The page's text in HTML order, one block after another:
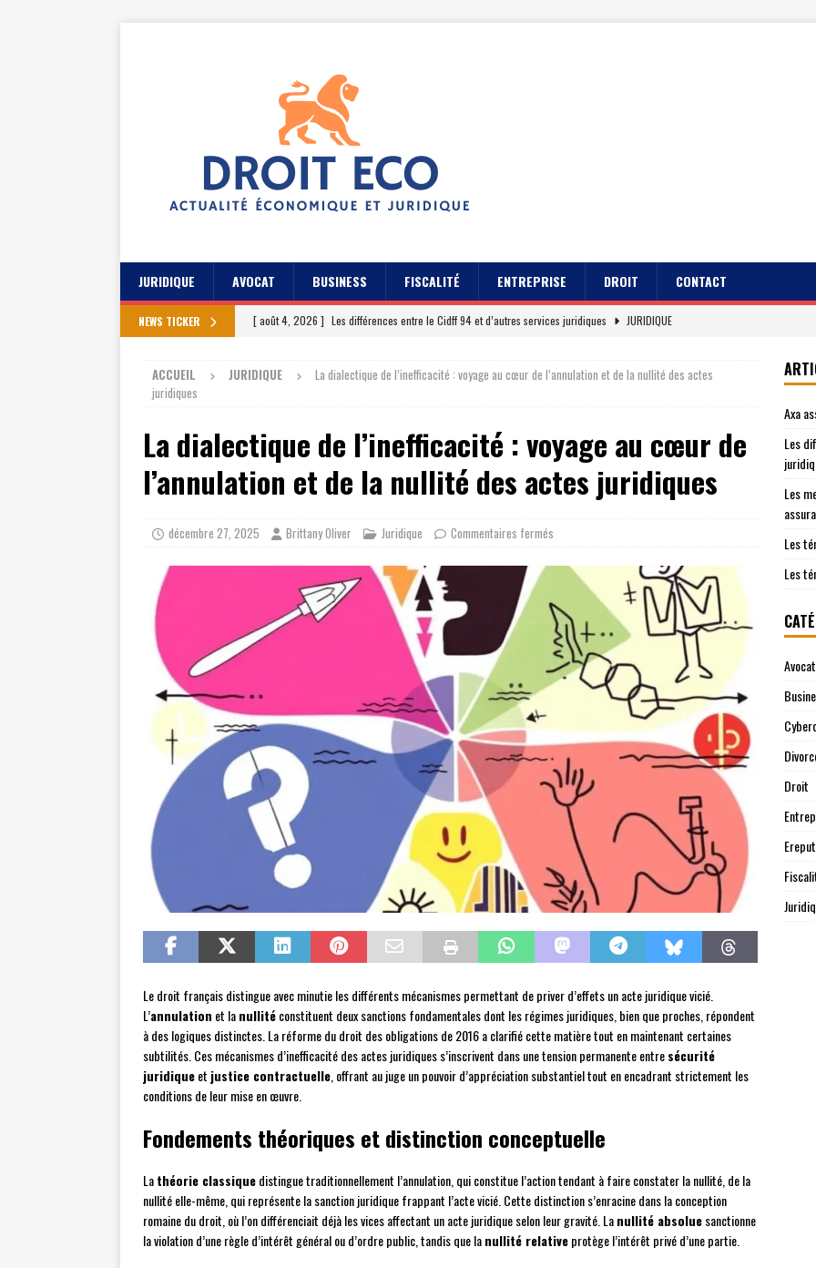
JURIDIQUE AVOCAT BUSINESS FISCALITÉ ENTREPRISE DROIT CONTACT
NEWS TICKER [ août 4, 2026 ] Les différences entre le Cidff 94 et d’autres services juridiques
JURIDIQUE
[ juillet 27, 2026 ] Les témoignages des usagers du Cidff 94 parlent pour eux
JURIDIQUE
[ août 8, 2026 ] Axa assurance auto pour les jeunes conducteurs : critères clés JURIDIQUE
ACCUEIL JURIDIQUE
La dialectique de l’inefficacité : voyage au cœur de l’annulation et de la nullité des actes
juridiques
La dialectique de l’inefficacité : voyage au cœur de
l’annulation et de la nullité des actes juridiques
décembre 27, 2025 Brittany Oliver Juridique Commentaires fermés
Le droit français distingue avec minutie les différents mécanismes permettant de priver d’effets un acte juridique vicié.
L’annulation et lanullitéconstituent deux sanctions fondamentales dont les régimes juridiques, bien que proches, répondent
à des logiques distinctes. La réforme du droit des obligations de 2016 a clarifié cette matière tout en maintenant certaines
subtilités. Ces mécanismes d’inefficacité des actes juridiques s’inscrivent dans une tension permanente entresécurité
juridiqueet justice contractuelle , offrant au juge un pouvoir d’appréciation substantiel tout en encadrant strictement les
conditions de leur mise en œuvre.
Fondements théoriques et distinction conceptuelle
Lathéorie classiquedistingue traditionnellement l’annulation, qui constitue l’action tendant à faire constater la nullité, de la
nullité elle-même, qui représente la sanction juridique frappant l’acte vicié. Cette distinction s’enracine dans la conception
romaine du droit, où l’on différenciait déjà les vices affectant un acte juridique selon leur gravité. Lanullité absoluesanctionne
la violation d’une règle d’intérêt général ou d’ordre public, tandis que lanullité relativeprotège l’intérêt privé d’une partie.
Axa
Les
Les
Les
Les
Avocat
Droit